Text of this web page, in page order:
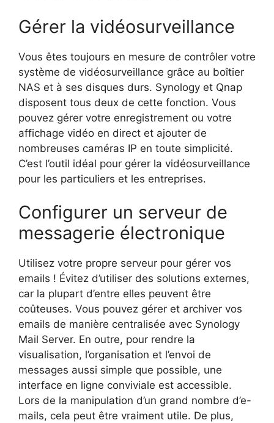
Gérer la vidéosurveillance
Vous êtes toujours en mesure de contrôler votre
système de vidéosurveillance grâce au boîtier
NAS et à ses disques durs. Synology et Qnap
disposent tous deux de cette fonction. Vous
pouvez gérer votre enregistrement ou votre
affichage vidéo en direct et ajouter de
nombreuses caméras IP en toute simplicité.
C’est l’outil idéal pour gérer la vidéosurveillance
pour les particuliers et les entreprises.
Configurer un serveur de
messagerie électronique
Utilisez votre propre serveur pour gérer vos
emails ! Évitez d’utiliser des solutions externes,
car la plupart d’entre elles peuvent être
coûteuses. Vous pouvez gérer et archiver vos
emails de manière centralisée avec Synology
Mail Server. En outre, pour rendre la
visualisation, l’organisation et l’envoi de
messages aussi simple que possible, une
interface en ligne conviviale est accessible.
Lors de la manipulation d’un grand nombre d’e-
mails, cela peut être vraiment utile. De plus,